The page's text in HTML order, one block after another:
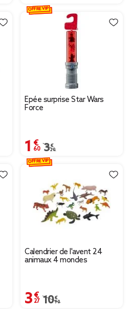
€ à 2,67 €
Épée surprise Star Wars
Force
1,60 €
Prix remisé de 3,20 €
3,20 €
OFFRE VIP
€ à 2,09 €
Calendrier de l'avent 24
animaux 4 mondes
3,27 €
Prix remisé de 10,90 €
10,90 €
OFFRE VIP